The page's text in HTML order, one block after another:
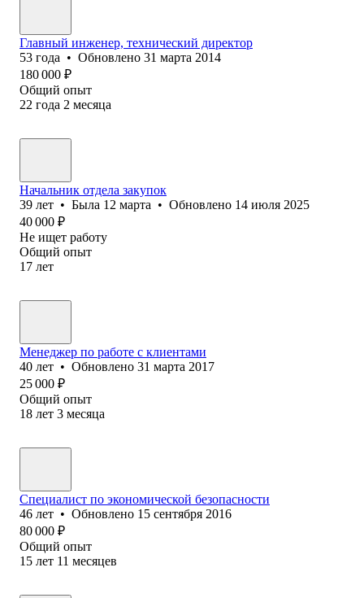
Главный инженер, технический директор
53 года • Обновлено 31 марта 2014
180 000 ₽
Общий опыт
22 года 2 месяца
Начальник отдела закупок
39 лет • Была 12 марта • Обновлено 14 июля 2025
40 000 ₽
Не ищет работу
Общий опыт
17 лет
Менеджер по работе с клиентами
40 лет • Обновлено 31 марта 2017
25 000 ₽
Общий опыт
18 лет 3 месяца
Специалист по экономической безопасности
46 лет • Обновлено 15 сентября 2016
80 000 ₽
Общий опыт
15 лет 11 месяцев